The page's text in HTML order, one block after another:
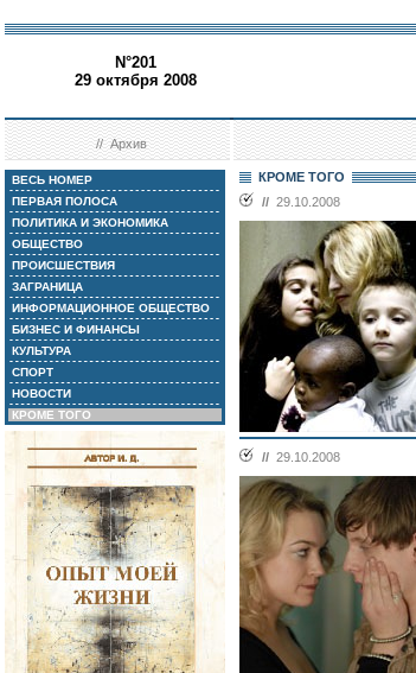
N°201
29 октября 2008
//Архив
ВЕСЬ НОМЕР
ПЕРВАЯ ПОЛОСА
ПОЛИТИКА И ЭКОНОМИКА
ОБЩЕСТВО
ПРОИСШЕСТВИЯ
ЗАГРАНИЦА
ИНФОРМАЦИОННОЕ ОБЩЕСТВО
БИЗНЕС И ФИНАНСЫ
КУЛЬТУРА
СПОРТ
НОВОСТИ
КРОМЕ ТОГО
КРОМЕ ТОГО
// 29.10.2008
// 29.10.2008